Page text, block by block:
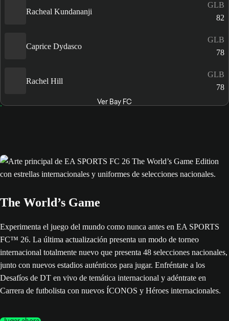
Racheal Kundananji
GLB
82
Caprice Dydasco
GLB
78
Rachel Hill
GLB
78
Ver Bay FC
The World’s Game
Experimenta el juego del mundo como nunca antes en EA SPORTS
FC™ 26. La última actualización presenta un modo de torneo
internacional totalmente nuevo que presenta 48 selecciones nacionales,
junto con nuevos estadios auténticos para jugar. Enfréntate a los
Desafíos de DT en vivo de temática internacional y adéntrate en
Carrera de futbolista con nuevos ÍCONOS y Héroes internacionales.